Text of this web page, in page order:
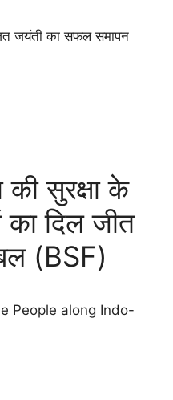
जयंती का सफल समापन
की सुरक्षा के
का दिल जीत
बल (BSF)
People along Indo-